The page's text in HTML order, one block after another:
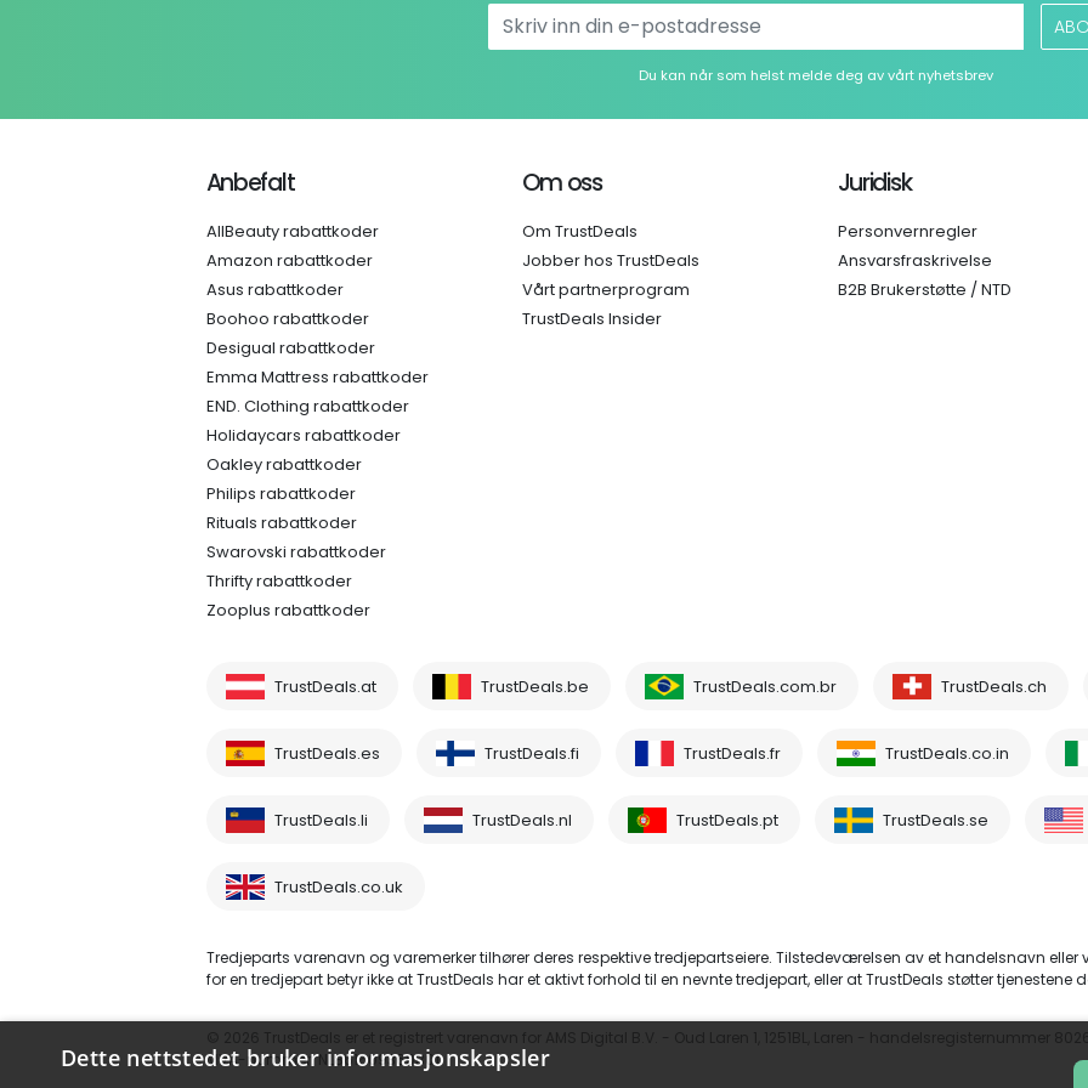
Du kan når som helst melde deg av vårt nyhetsbrev
Anbefalt
AllBeauty rabattkoder
Amazon rabattkoder
Asus rabattkoder
Boohoo rabattkoder
Desigual rabattkoder
Emma Mattress rabattkoder
END. Clothing rabattkoder
Holidaycars rabattkoder
Oakley rabattkoder
Philips rabattkoder
Rituals rabattkoder
Swarovski rabattkoder
Thrifty rabattkoder
Zooplus rabattkoder
Om oss
Om TrustDeals
Jobber hos TrustDeals
Vårt partnerprogram
TrustDeals Insider
Juridisk
Personvernregler
Ansvarsfraskrivelse
B2B Brukerstøtte / NTD
TrustDeals.at TrustDeals.be TrustDeals.com.br TrustDeals.ch
TrustDeals.es TrustDeals.fi TrustDeals.fr TrustDeals.co.in
TrustDeals.li TrustDeals.nl TrustDeals.pt TrustDeals.se
TrustDeals.co.uk
Tredjeparts varenavn og varemerker tilhører deres respektive tredjepartseiere. Tilstedeværelsen av et handelsnavn eller
for en tredjepart betyr ikke at TrustDeals har et aktivt forhold til en nevnte tredjepart, eller at TrustDeals støtter tjenestene
MVA-nummer: NL861609360B01
Dette nettstedet bruker informasjonskapsler